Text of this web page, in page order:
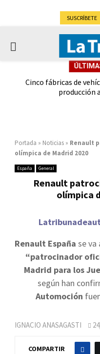
SUSCRÍBETE
PRIMARY
Cinco fábricas de
producción
Portada » Noticias » Renault
olímpica de Madrid 2020
España General
Renault
olímpica
Renault España se va
“patrocinador
Madrid para los
según han
Automoción
IGNACIO ANASAGASTI
COMPARTIR